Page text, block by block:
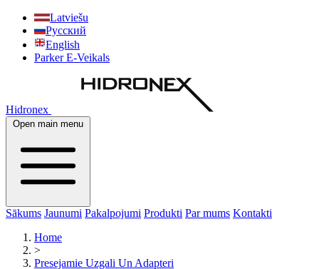
Latviešu
Русский
English
Parker E-Veikals
Hidronex
Open main menu
Sākums Jaunumi Pakalpojumi Produkti Par mums Kontakti
Home
>
Presejamie Uzgali Un Adapteri